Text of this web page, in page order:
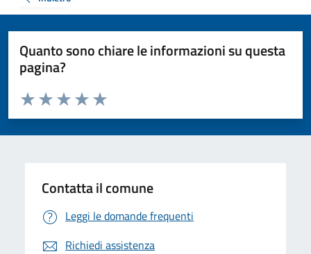
Quanto sono chiare le informazioni su questa
pagina?
Valuta da 1 a 5 stelle la pagina
Valuta 5 stelle su 5
Valuta 4 stelle su 5
Valuta 3 stelle su 5
Valuta 2 stelle su 5
Valuta 1 stelle su 5
Contatta il comune
Leggi le domande frequenti
Richiedi assistenza